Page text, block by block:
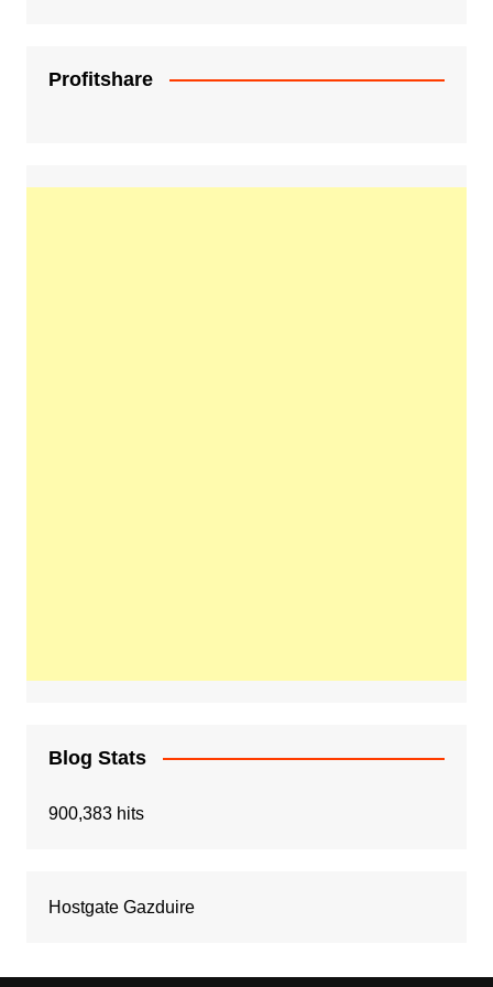
Profitshare
Blog Stats
900,383 hits
Hostgate Gazduire